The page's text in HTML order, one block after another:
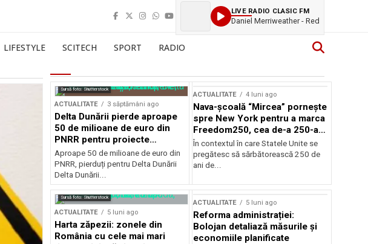
LIVE RADIO CLASIC FM
Daniel Merriweather - Red
LIFESTYLE SCITECH SPORT RADIO
Sursă foto: Shutterstock
ACTUALITATE 3 săptămâni ago
Delta Dunării pierde aproape
50 de milioane de euro din
PNRR pentru proiecte
esențiale
Aproape 50 de milioane de euro din
PNRR, pierduți pentru Delta Dunării
Delta Dunării...
ACTUALITATE 4 luni ago
Nava-școală “Mircea” pornește
spre New York pentru a marca
Freedom250, cea de-a 250-a
aniversare a Statelor Unite
În contextul în care Statele Unite se
pregătesc să sărbătorească 250 de
ani de...
Sursă foto: Shutterstock
ACTUALITATE 5 luni ago
Harta zăpezii: zonele din
România cu cele mai mari
ACTUALITATE 5 luni ago
Reforma administrației:
Bolojan detaliază măsurile și
economiile planificate